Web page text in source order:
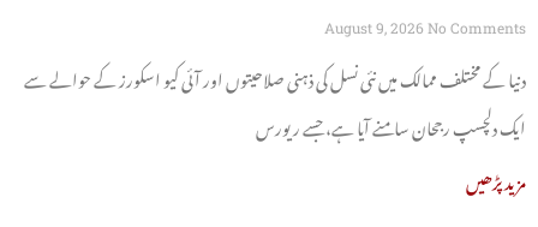
آگئیں
August 9, 2026 No Comments
دنیا کے مختلف ممالک میں نئی نسل کی ذہنی صلاحیتوں اور آئی کیو اسکورز کے حوالے سے
ایک دلچسپ رجحان سامنے آیا ہے، جسے ریورس
مزید پڑھیں